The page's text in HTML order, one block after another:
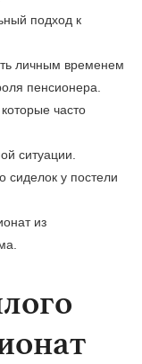
подход к
личным временем
пенсионера.
часто
ситуации.
сиделок у постели
из